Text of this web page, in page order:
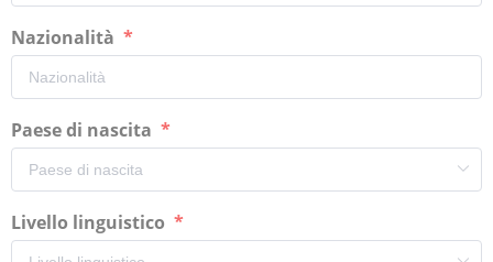
Nazionalità
Paese di nascita
Livello linguistico